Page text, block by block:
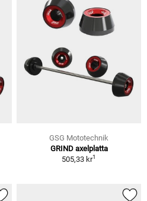
GSG Mototechnik
GRIND axelplatta
505,33 kr1